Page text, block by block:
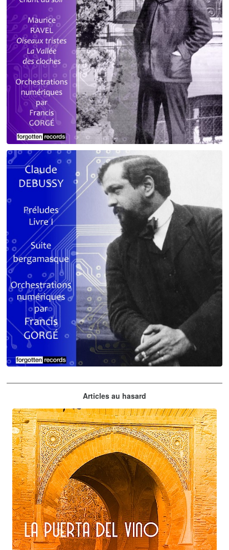
Debussy - Schmitt - Ravel
orchestrations numériques par Francis Gorgé
Articles au hasard